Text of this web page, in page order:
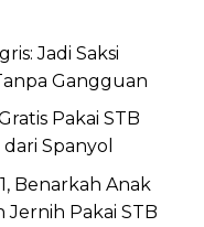
Jadi Saksi
Gangguan
Pakai STB
Spanyol
Benarkah Anak
Jernih Pakai STB